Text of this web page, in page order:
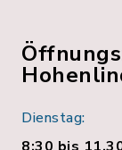
Dienstag: